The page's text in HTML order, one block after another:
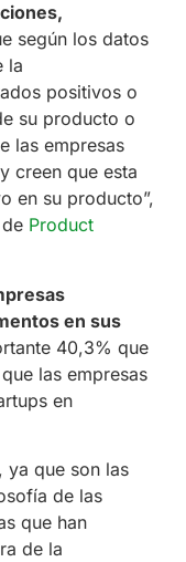
según los datos
la
positivos o
su producto o
las empresas
creen que esta
en su producto”,
Product
en sus
40,3% que
las empresas
en
ya que son las
de las
que han
de la